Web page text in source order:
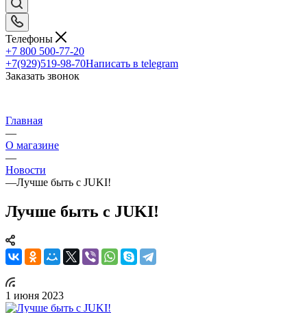
Телефоны
+7 800 500-77-20
+7(929)519-98-70Написать в telegram
Заказать звонок
Главная
—
О магазине
—
Новости
—Лучше быть с JUKI!
Лучше быть с JUKI!
1 июня 2023